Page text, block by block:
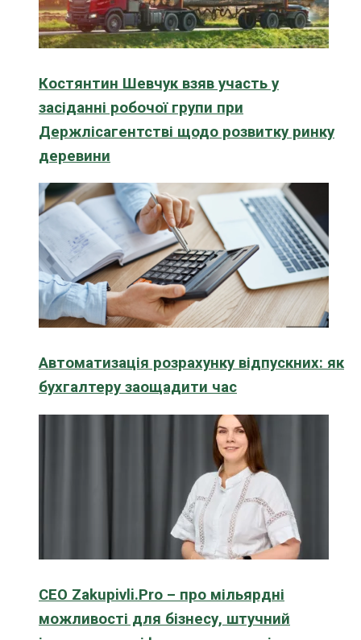
Костянтин Шевчук взяв участь у
засіданні робочої групи при
Держлісагентстві щодо розвитку ринку
деревини
Автоматизація розрахунку відпускних: як
бухгалтеру заощадити час
CEO Zakupivli.Pro – про мільярдні
можливості для бізнесу, штучний